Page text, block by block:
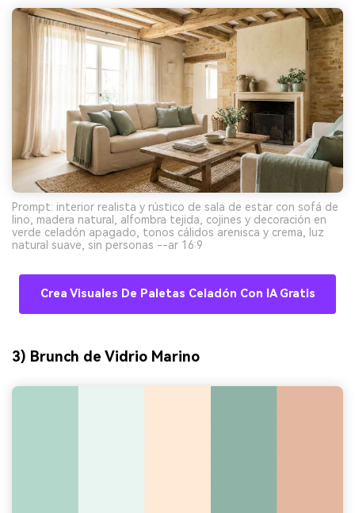
Prompt: interior realista y rústico de sala de estar con sofá de
lino, madera natural, alfombra tejida, cojines y decoración en
verde celadón apagado, tonos cálidos arenisca y crema, luz
natural suave, sin personas --ar 16:9
Crea Visuales De Paletas Celadón Con IA Gratis
3) Brunch de Vidrio Marino